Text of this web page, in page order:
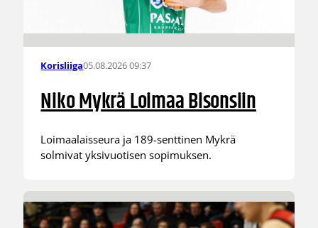
Korisliiga05.08.2026 09:37
Niko Mykrä Loimaa Bisonsiin
Loimaalaisseura ja 189-senttinen Mykrä
solmivat yksivuotisen sopimuksen.